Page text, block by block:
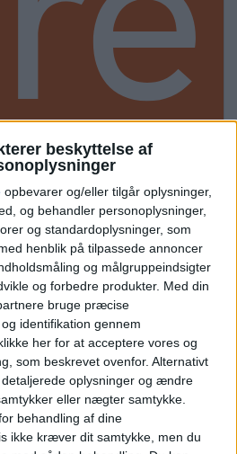
beskyttelse af
opbevarer og/eller tilgår oplysninger,
og behandler personoplysninger,
og standardoplysninger, som
henblik på tilpassede annoncer
og målgruppeindsigter
og forbedre produkter. Med din
bruge præcise
identifikation gennem
her for at acceptere vores og
som beskrevet ovenfor. Alternativt
oplysninger og ændre
eller nægter samtykke.
behandling af dine
ikke kræver dit samtykke, men du